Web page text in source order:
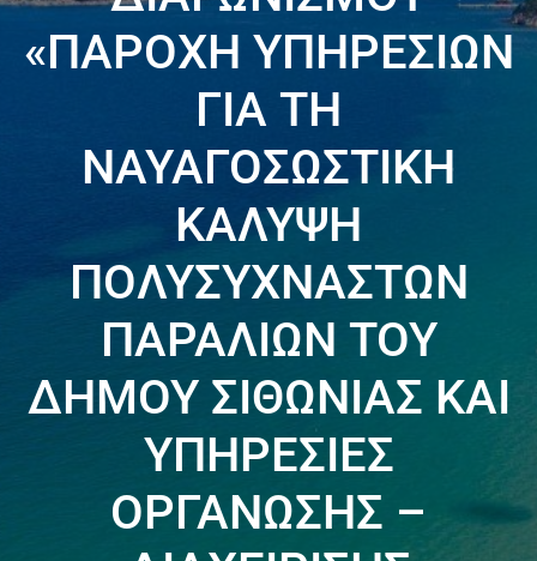
«ΠΑΡΟΧΗ ΥΠΗΡΕΣΙΩΝ
ΓΙΑ ΤΗ
ΝΑΥΑΓΟΣΩΣΤΙΚΗ
ΚΑΛΥΨΗ
ΠΟΛΥΣΥΧΝΑΣΤΩΝ
ΠΑΡΑΛΙΩΝ ΤΟΥ
ΔΗΜΟΥ ΣΙΘΩΝΙΑΣ ΚΑΙ
ΥΠΗΡΕΣΙΕΣ
ΟΡΓΑΝΩΣΗΣ –